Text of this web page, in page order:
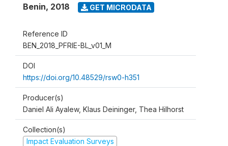
Benin, 2018 GET MICRODATA
Reference ID
BEN_2018_PFRIE-BL_v01_M
DOI
https://doi.org/10.48529/rsw0-h351
Producer(s)
Daniel Ali Ayalew, Klaus Deininger, Thea Hilhorst
Collection(s)
Impact Evaluation Surveys